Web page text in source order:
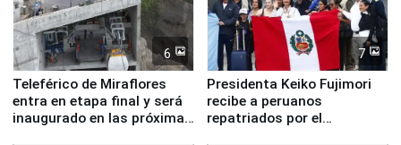
6
Teleférico de Miraflores
entra en etapa final y será
inaugurado en las próximas
7
Presidenta Keiko Fujimori
recibe a peruanos
repatriados por el